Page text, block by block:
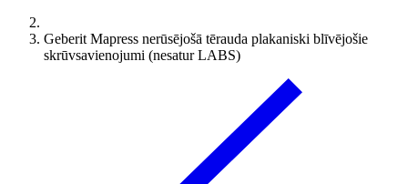
Geberit Mapress nerūsējošā tērauda plakaniski blīvējošie
skrūvsavienojumi (nesatur LABS)